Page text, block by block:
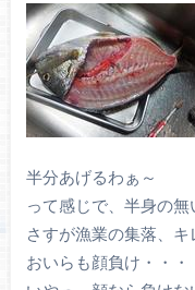
半分あげるわぁ～
って感じで、半身の無
さすが漁業の集落、キ
おいらも顔負け・・・